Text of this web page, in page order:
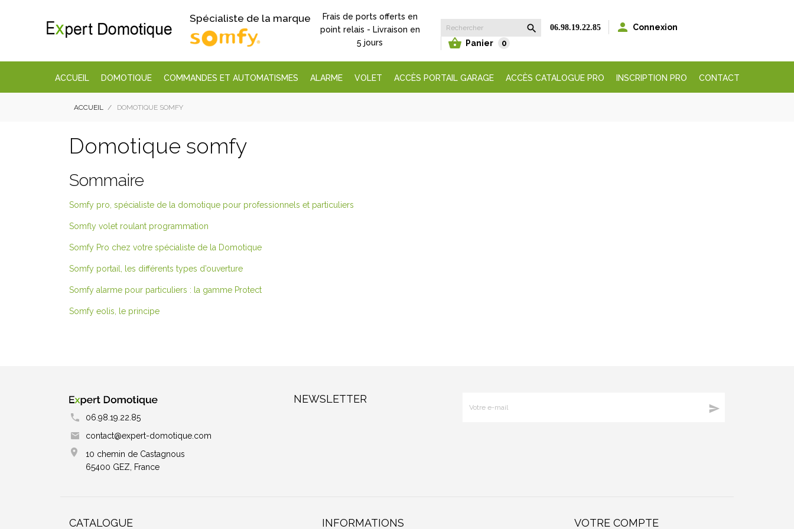
Spécialiste de la marque
Frais de ports offerts en
point relais - Livraison en
5 jours
 06.98.19.22.85  Connexion
 Panier 0
ACCUEIL DOMOTIQUE COMMANDES ET AUTOMATISMES ALARME VOLET ACCÈS PORTAIL GARAGE ACCÈS CATALOGUE PRO INSCRIPTION PRO CONTACT
ACCUEIL DOMOTIQUE SOMFY
Domotique somfy
Sommaire
Somfy pro, spécialiste de la domotique pour professionnels et particuliers
Somfly volet roulant programmation
Somfy Pro chez votre spécialiste de la Domotique
Somfy portail, les différents types d’ouverture
Somfy alarme pour particuliers : la gamme Protect
Somfy eolis, le principe
06.98.19.22.85
contact@expert-domotique.com
10 chemin de Castagnous
65400 GEZ, France
NEWSLETTER

CATALOGUE INFORMATIONS VOTRE COMPTE